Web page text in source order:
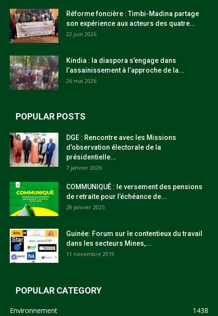
Réforme foncière : Timbi-Madina partage
son expérience aux acteurs des quatre...
22 juin 2026
Kindia : la diaspora s’engage dans
l’assainissement à l’approche de la...
26 mai 2026
POPULAR POSTS
DGE : Rencontre avec les Missions
d’observation électorale de la
présidentielle...
7 janvier 2026
COMMUNIQUÉ : le versement des pensions
de retraite pour l’échéance de...
28 janvier 2025
Guinée: Forum sur le contentieux du travail
dans les secteurs Mines,...
11 novembre 2019
POPULAR CATEGORY
Environnement
1438